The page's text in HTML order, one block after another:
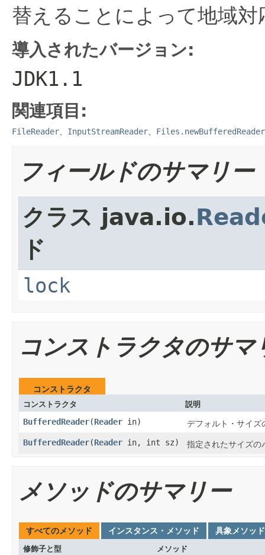
替えることによって地域
導入されたバージョン:
JDK1.1
関連項目:
FileReader InputStreamReader
フィールドのサマリー
クラス java.io.
ド
lock
コンストラクタのサマ
コンストラクタ
コンストラクタ 説明
BufferedReader(Reader in)
デフォルト・サイズ
BufferedReader(Reader in, int sz) 指定されたサイズの
メソッドのサマリー
すべてのメソッド インスタンス・メソッド 具象メソッド
修飾子と型 メソッド